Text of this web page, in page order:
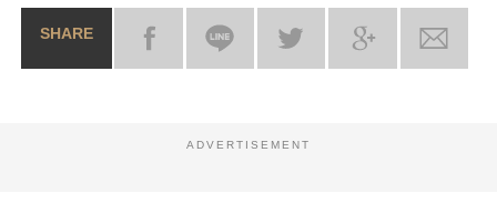
SHARE
ADVERTISEMENT